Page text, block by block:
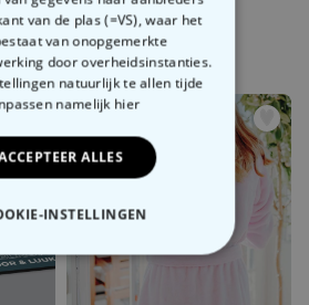
€ 34,99
van de plas (=VS), waar het
van onopgemerkte
door overheidsinstanties.
natuurlijk te allen tijde
namelijk hier
ALLES
INSTELLINGEN